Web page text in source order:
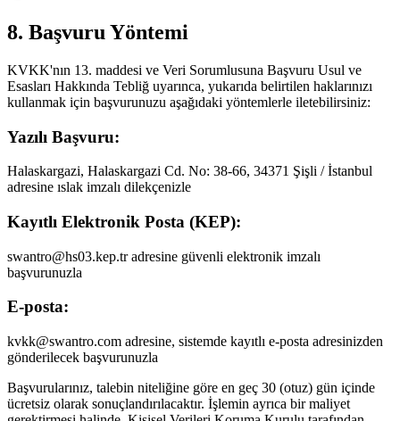
8. Başvuru Yöntemi
KVKK'nın 13. maddesi ve Veri Sorumlusuna Başvuru Usul ve
Esasları Hakkında Tebliğ uyarınca, yukarıda belirtilen haklarınızı
kullanmak için başvurunuzu aşağıdaki yöntemlerle iletebilirsiniz:
Yazılı Başvuru:
Halaskargazi, Halaskargazi Cd. No: 38-66, 34371 Şişli / İstanbul
adresine ıslak imzalı dilekçenizle
Kayıtlı Elektronik Posta (KEP):
swantro@hs03.kep.tr adresine güvenli elektronik imzalı
başvurunuzla
E-posta:
kvkk@swantro.com adresine, sistemde kayıtlı e-posta adresinizden
gönderilecek başvurunuzla
Başvurularınız, talebin niteliğine göre en geç 30 (otuz) gün içinde
ücretsiz olarak sonuçlandırılacaktır. İşlemin ayrıca bir maliyet